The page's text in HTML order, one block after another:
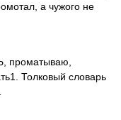
а чужого не
Толковый словарь